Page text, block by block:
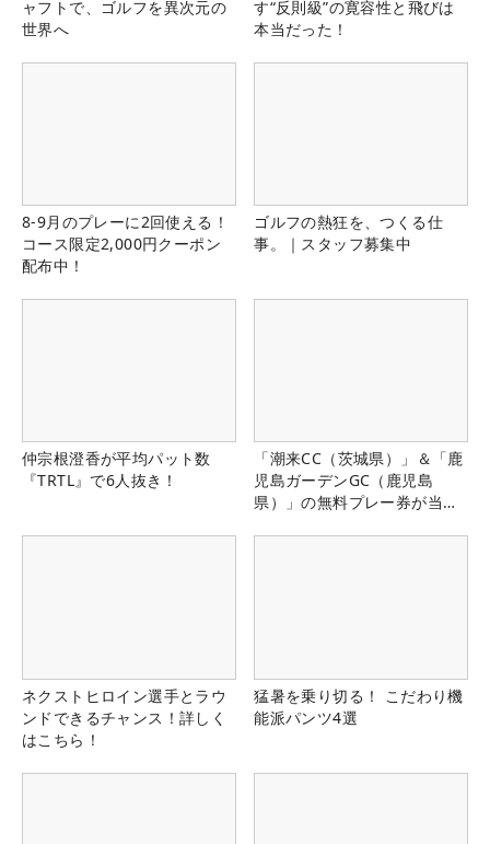
ャフトで、ゴルフを異次元の
世界へ
す“反則級”の寛容性と飛びは
本当だった！
8-9月のプレーに2回使える！
コース限定2,000円クーポン
配布中！
ゴルフの熱狂を、つくる仕
事。｜スタッフ募集中
仲宗根澄香が平均パット数
『TRTL』で6人抜き！
「潮来CC（茨城県）」＆「鹿
児島ガーデンGC（鹿児島
県）」の無料プレー券が当た
ネクストヒロイン選手とラウ
ンドできるチャンス！詳しく
はこちら！
猛暑を乗り切る！ こだわり機
能派パンツ4選